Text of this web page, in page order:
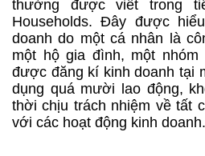
thường được viết trong
Households. Đây được
doanh do một cá nhân là
một hộ gia đình, một
được đăng kí kinh doanh tại
dụng quá mười lao động,
thời chịu trách nhiệm về tất
với các hoạt động kinh doanh.